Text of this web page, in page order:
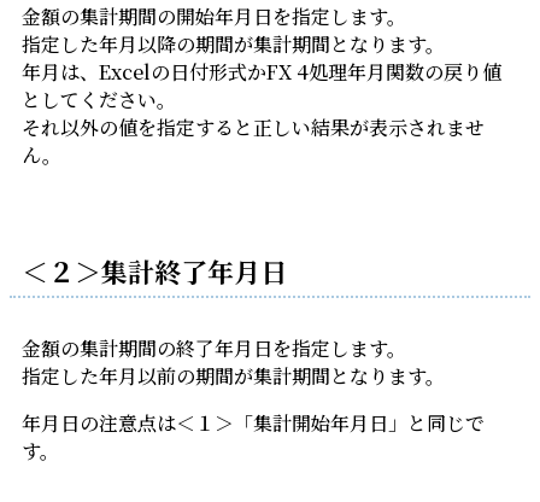
金額の集計期間の開始年月日を指定します。
指定した年月以降の期間が集計期間となります。
年月は、Excelの日付形式かFX 4処理年月関数の戻り値
としてください。
それ以外の値を指定すると正しい結果が表示されませ
ん。
＜２＞集計終了年月日
金額の集計期間の終了年月日を指定します。
指定した年月以前の期間が集計期間となります。
年月日の注意点は＜１＞「集計開始年月日」と同じで
す。